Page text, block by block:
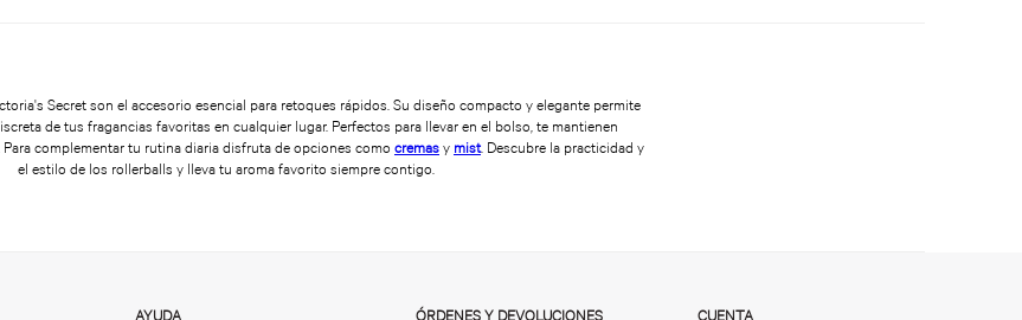
Secret son el accesorio esencial para retoques rápidos. Su diseño compacto y elegante permite
de tus fragancias favoritas en cualquier lugar. Perfectos para llevar en el bolso, te mantienen
complementar tu rutina diaria disfruta de opciones como cremas y mist. Descubre la practicidad y
el estilo de los rollerballs y lleva tu aroma favorito siempre contigo.
AYUDA ÓRDENES Y DEVOLUCIONES CUENTA